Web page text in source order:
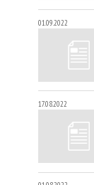
01.09.2022
17.08.2022